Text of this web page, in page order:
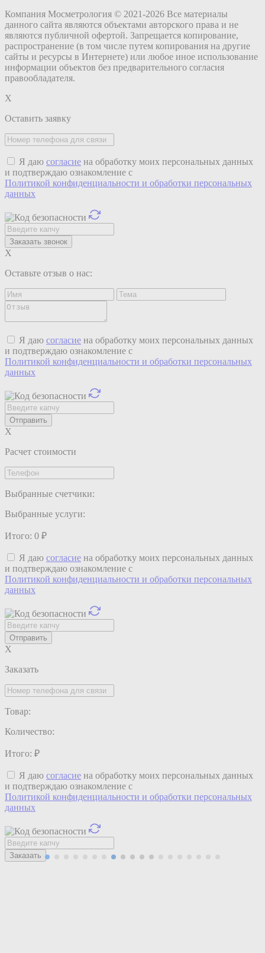
Компания Мосметрология © 2021-2026 Все материалы
данного сайта являются объектами авторского права и не
являются публичной офертой. Запрещается копирование,
распространение (в том числе путем копирования на другие
сайты и ресурсы в Интернете) или любое иное использование
информации объектов без предварительного согласия
правообладателя.
X
Оставить заявку
Я даю согласие на обработку моих персональных данных
и подтверждаю ознакомление с
Политикой конфиденциальности и обработки персональных
данных
X
Оставьте отзыв о нас:
Я даю согласие на обработку моих персональных данных
и подтверждаю ознакомление с
Политикой конфиденциальности и обработки персональных
данных
X
Расчет стоимости
Выбранные счетчики:
Выбранные услуги:
Итого: 0 ₽
Я даю согласие на обработку моих персональных данных
и подтверждаю ознакомление с
Политикой конфиденциальности и обработки персональных
данных
X
Заказать
Товар:
Количество:
Итого: ₽
Я даю согласие на обработку моих персональных данных
и подтверждаю ознакомление с
Политикой конфиденциальности и обработки персональных
данных